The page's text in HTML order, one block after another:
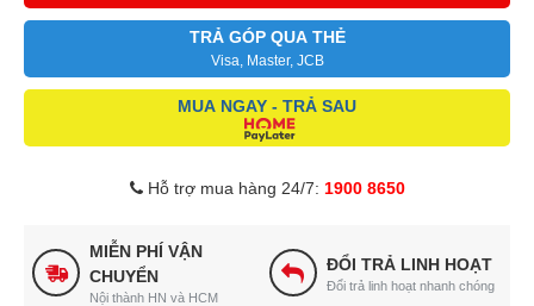
TRẢ GÓP QUA THẺ
Visa, Master, JCB
MUA NGAY - TRẢ SAU
Hỗ trợ mua hàng 24/7: 1900 8650
MIỄN PHÍ VẬN
CHUYỂN
Nội thành HN và HCM
ĐỔI TRẢ LINH HOẠT
Đổi trả linh hoạt nhanh chóng